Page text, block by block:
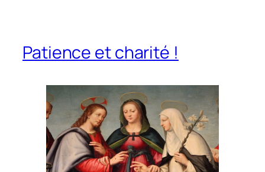
Patience et charité !